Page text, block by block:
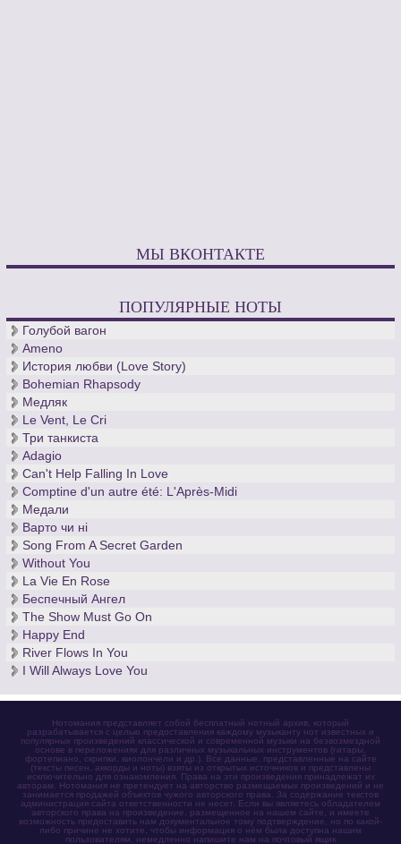
МЫ ВКОНТАКТЕ
ПОПУЛЯРНЫЕ НОТЫ
Голубой вагон
Ameno
История любви (Love Story)
Bohemian Rhapsody
Медляк
Le Vent, Le Cri
Три танкиста
Adagio
Can't Help Falling In Love
Comptine d'un autre été: L'Après-Midi
Медали
Варто чи нi
Song From A Secret Garden
Without You
La Vie En Rose
Беспечный Ангел
The Show Must Go On
Happy End
River Flows In You
I Will Always Love You
Нотомания представляет собой бесплатный нотный архив, который
разрабатывается с целью предоставления каждому музыканту нот известных и
популярных произведений классической и современной музыки на безвозмездной
основе в переложениях для различных музыкальных инструментов (гитары,
фортепиано, скрипки, виолончели и др.). Все данные, представленные на сайте
(тексты песен, аккорды и ноты) взяты из открытых источников и представлены
исключительно для ознакомления. Права на эти произведения принадлежат их
авторам. Нотомания не претендует на авторство размещаемых произведений и не
занимается продажей объектов чужого авторского права. За содержание текстов
администрация сайта ответственности не несет. Если вы являетесь обладателем
авторского права на произведение, размещенное на нашем сайте, и имеете
возможность предоставить нам документальное тому подтверждение, но по какой-
либо причине не хотите, чтобы информация о нём была доступна нашим
пользователям, немедленно напишите нам на почтовый ящик